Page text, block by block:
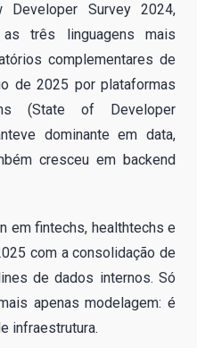
Developer Survey 2024,
as três linguagens mais
complementares de
de 2025 por plataformas
(State of Developer
dominante em data,
cresceu em backend
em fintechs, healthtechs e
com a consolidação de
de dados internos. Só
apenas modelagem: é
infraestrutura.